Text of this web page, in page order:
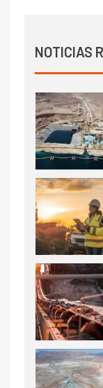
NOTICIAS
3
4
5
6